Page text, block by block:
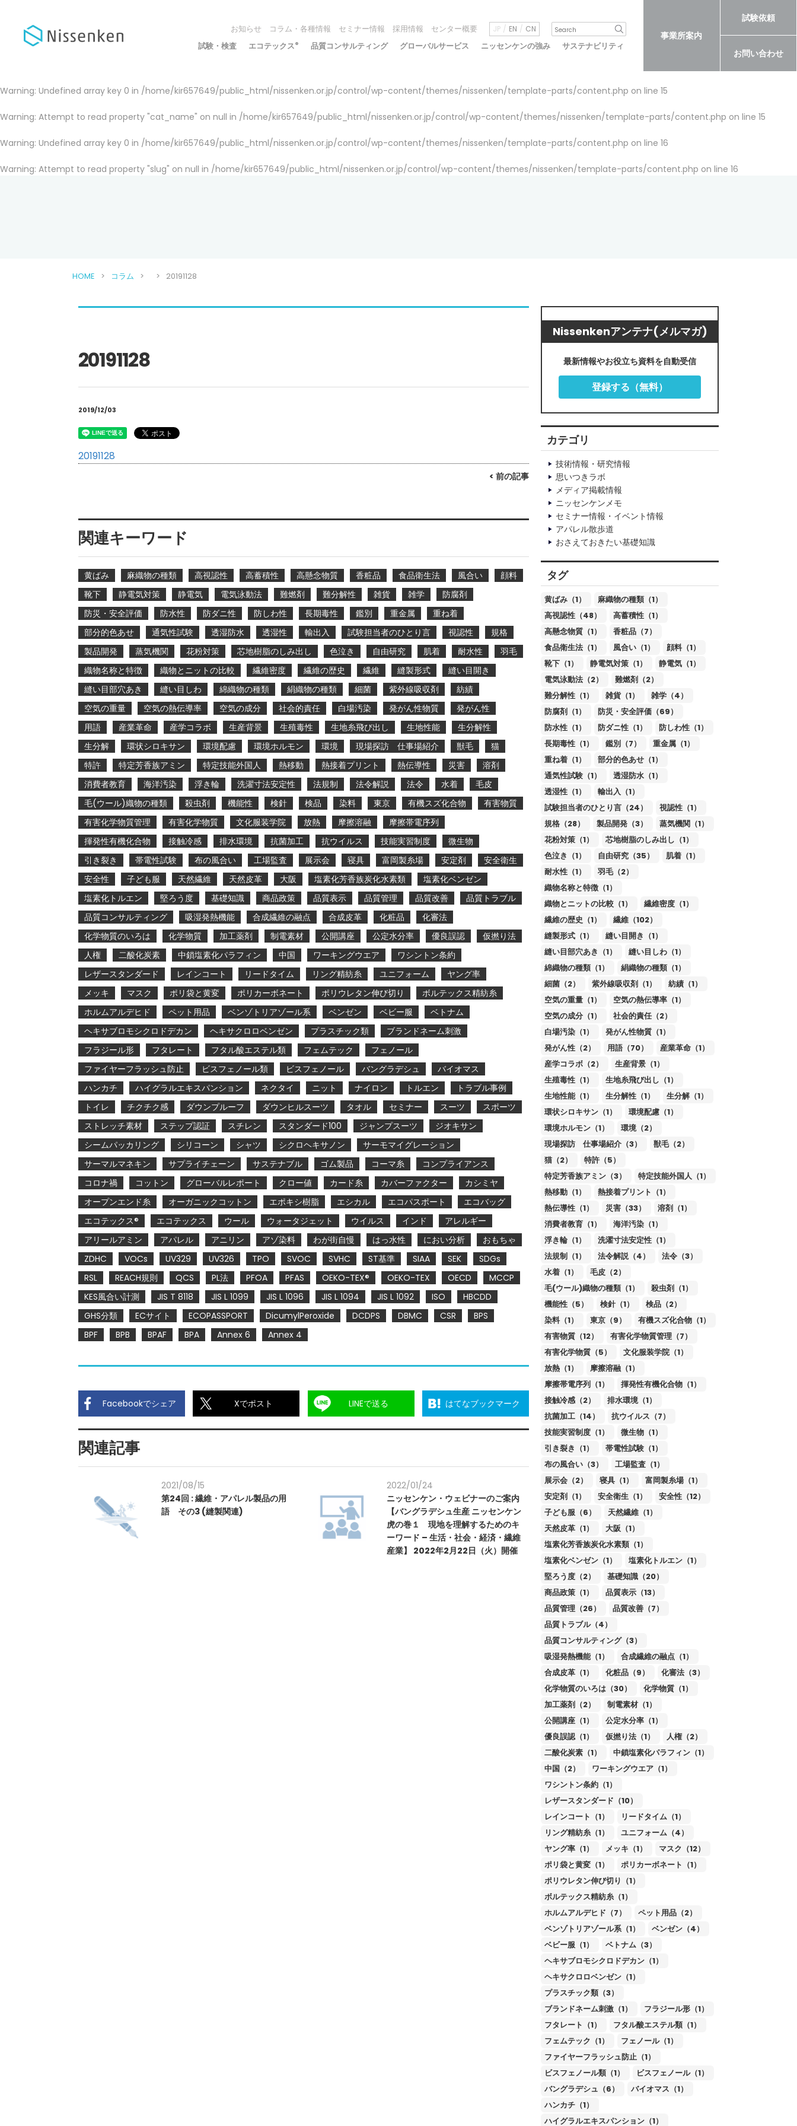
お知らせ コラム・各種情報 セミナー情報 採用情報 センター概要 JP EN CN
試験・検査 エコテックス® 品質コンサルティング グローバルサービス ニッセンケンの強み サステナビリティ
事業所案内
試験依頼
お問い合わせ
Warning: Undefined array key 0 in /home/kir657649/public_html/nissenken.or.jp/control/wp-content/themes/nissenken/template-parts/content.php on line 15
Warning: Attempt to read property "cat_name" on null in /home/kir657649/public_html/nissenken.or.jp/control/wp-content/themes/nissenken/template-parts/content.php on line 15
Warning: Undefined array key 0 in /home/kir657649/public_html/nissenken.or.jp/control/wp-content/themes/nissenken/template-parts/content.php on line 16
Warning: Attempt to read property "slug" on null in /home/kir657649/public_html/nissenken.or.jp/control/wp-content/themes/nissenken/template-parts/content.php on line 16
HOME コラム 20191128
20191128
2019/12/03
20191128
< 前の記事
関連キーワード
黄ばみ 麻織物の種類 高視認性 高蓄積性 高懸念物質 香粧品 食品衛生法 風合い
顔料
靴下
静電気対策 静電気 電気泳動法 難燃剤 難分解性 雑貨 雑学
防腐剤
防災・安全評価
防水性 防ダニ性 防しわ性 長期毒性 鑑別 重金属
重ね着
部分的色あせ
通気性試験 透湿防水 透湿性 輸出入 試験担当者のひとり言 視認性
規格
製品開発
蒸気機関 花粉対策 芯地樹脂のしみ出し 色泣き 自由研究 肌着 耐水性
羽毛
織物名称と特徴
織物とニットの比較 繊維密度 繊維の歴史 繊維 縫製形式
縫い目開き
縫い目部穴あき
縫い目しわ 綿織物の種類 絹織物の種類 細菌 紫外線吸収剤
紡績
空気の重量
空気の熱伝導率 空気の成分 社会的責任 白場汚染 発がん性物質
発がん性
用語
産業革命 産学コラボ 生産背景 生殖毒性 生地糸飛び出し 生地性能
生分解性
生分解
環状シロキサン 環境配慮 環境ホルモン 環境 現場探訪 仕事場紹介 獣毛
猫
特許
特定芳香族アミン 特定技能外国人 熱移動 熱接着プリント 熱伝導性 災害
溶剤
消費者教育
海洋汚染 浮き輪 洗濯寸法安定性 法規制 法令解説 法令 水着
毛皮
毛(ウール)織物の種類
殺虫剤 機能性 検針 検品 染料 東京 有機スズ化合物
有害物質
有害化学物質管理
有害化学物質 文化服装学院 放熱 摩擦溶融
摩擦帯電序列
揮発性有機化合物
接触冷感 排水環境 抗菌加工 抗ウイルス 技能実習制度
微生物
引き裂き
帯電性試験 布の風合い 工場監査 展示会 寝具 富岡製糸場 安定剤
安全衛生
安全性
子ども服 天然繊維 天然皮革 大阪 塩素化芳香族炭化水素類
塩素化ベンゼン
塩素化トルエン
堅ろう度 基礎知識 商品政策 品質表示 品質管理 品質改善
品質トラブル
品質コンサルティング
吸湿発熱機能 合成繊維の融点 合成皮革 化粧品
化審法
化学物質のいろは
化学物質 加工薬剤 制電素材 公開講座 公定水分率 優良誤認
仮撚り法
人権
二酸化炭素 中鎖塩素化パラフィン 中国 ワーキングウエア
ワシントン条約
レザースタンダード
レインコート リードタイム リング精紡糸 ユニフォーム
ヤング率
メッキ
マスク ポリ袋と黄変 ポリカーボネート ポリウレタン伸び切り
ボルテックス精紡糸
ホルムアルデヒド
ペット用品 ベンゾトリアゾール系 ベンゼン ベビー服
ベトナム
ヘキサブロモシクロドデカン
ヘキサクロロベンゼン プラスチック類
ブランドネーム刺激
フラジール形
フタレート フタル酸エステル類 フェムテック
フェノール
ファイヤーフラッシュ防止
ビスフェノール類 ビスフェノール バングラデシュ
バイオマス
ハンカチ
ハイグラルエキスパンション ネクタイ ニット ナイロン トルエン
トラブル事例
トイレ
チクチク感 ダウンプルーフ ダウンヒルスーツ タオル セミナー スーツ
スポーツ
ストレッチ素材
ステップ認証 スチレン スタンダード100 ジャンプスーツ
ジオキサン
シームパッカリング
シリコーン シャツ シクロヘキサノン
サーモマイグレーション
サーマルマネキン
サプライチェーン サステナブル ゴム製品 コーマ糸
コンプライアンス
コロナ禍
コットン グローバルレポート クロー値 カード糸 カバーファクター
カシミヤ
オープンエンド糸
オーガニックコットン エポキシ樹脂 エシカル エコパスポート
エコバッグ
エコテックス®
エコテックス ウール ウォータジェット ウイルス インド
アレルギー
アリールアミン
アパレル アニリン アゾ染料 わが街自慢 はっ水性 におい分析
おもちゃ
ZDHC
VOCs UV329 UV326 TPO SVOC SVHC ST基準 SIAA SEK
SDGs
RSL
REACH規則 QCS PL法 PFOA PFAS OEKO-TEX® OEKO-TEX OECD
MCCP
KES風合い計測
JIS T 8118 JIS L 1099 JIS L 1096 JIS L 1094 JIS L 1092 ISO
HBCDD
GHS分類
ECサイト ECOPASSPORT DicumylPeroxide DCDPS DBMC CSR
BPS
BPF
BPB BPAF BPA Annex 6 Annex 4
Facebookでシェア Xでポスト LINEで送る はてなブックマーク
関連記事
2021/08/15
第24回 : 繊維・アパレル製品の用
語 その3 (縫製関連)
2022/01/24
ニッセンケン・ウェビナーのご案内
【バングラデシュ生産 ニッセンケン
虎の巻１ 現地を理解するためのキ
ーワード – 生活・社会・経済・繊維
産業】 2022年2月22日（火）開催
Nissenkenアンテナ(メルマガ)
最新情報やお役立ち資料を自動受信
登録する（無料）
カテゴリ
技術情報・研究情報
思いつきラボ
メディア掲載情報
ニッセンケンメモ
セミナー情報・イベント情報
アパレル散歩道
おさえておきたい基礎知識
タグ
黄ばみ（1）
麻織物の種類（1）
高視認性（48）
高蓄積性（1）
高懸念物質（1）
香粧品（7）
食品衛生法（1）
風合い（1）
顔料（1）
靴下（1）
静電気対策（1）
静電気（1）
電気泳動法（2）
難燃剤（2）
難分解性（1）
雑貨（1）
雑学（4）
防腐剤（1）
防災・安全評価（69）
防水性（1）
防ダニ性（1）
防しわ性（1）
長期毒性（1）
鑑別（7）
重金属（1）
重ね着（1）
部分的色あせ（1）
通気性試験（1）
透湿防水（1）
透湿性（1）
輸出入（1）
試験担当者のひとり言（24）
視認性（1）
規格（28）
製品開発（3）
蒸気機関（1）
花粉対策（1）
芯地樹脂のしみ出し（1）
色泣き（1）
自由研究（35）
肌着（1）
耐水性（1）
羽毛（2）
織物名称と特徴（1）
織物とニットの比較（1）
繊維密度（1）
繊維の歴史（1）
繊維（102）
縫製形式（1）
縫い目開き（1）
縫い目部穴あき（1）
縫い目しわ（1）
綿織物の種類（1）
絹織物の種類（1）
細菌（2）
紫外線吸収剤（1）
紡績（1）
空気の重量（1）
空気の熱伝導率（1）
空気の成分（1）
社会的責任（2）
白場汚染（1）
発がん性物質（1）
発がん性（2）
用語（70）
産業革命（1）
産学コラボ（2）
生産背景（1）
生殖毒性（1）
生地糸飛び出し（1）
生地性能（1）
生分解性（1）
生分解（1）
環状シロキサン（1）
環境配慮（1）
環境ホルモン（1）
環境（2）
現場探訪 仕事場紹介（3）
獣毛（2）
猫（2）
特許（5）
特定芳香族アミン（3）
特定技能外国人（1）
熱移動（1）
熱接着プリント（1）
熱伝導性（1）
災害（33）
溶剤（1）
消費者教育（1）
海洋汚染（1）
浮き輪（1）
洗濯寸法安定性（1）
法規制（1）
法令解説（4）
法令（3）
水着（1）
毛皮（2）
毛(ウール)織物の種類（1）
殺虫剤（1）
機能性（5）
検針（1）
検品（2）
染料（1）
東京（9）
有機スズ化合物（1）
有害物質（12）
有害化学物質管理（7）
有害化学物質（5）
文化服装学院（1）
放熱（1）
摩擦溶融（1）
摩擦帯電序列（1）
揮発性有機化合物（1）
接触冷感（2）
排水環境（1）
抗菌加工（14）
抗ウイルス（7）
技能実習制度（1）
微生物（1）
引き裂き（1）
帯電性試験（1）
布の風合い（3）
工場監査（1）
展示会（2）
寝具（1）
富岡製糸場（1）
安定剤（1）
安全衛生（1）
安全性（12）
子ども服（6）
天然繊維（1）
天然皮革（1）
大阪（1）
塩素化芳香族炭化水素類（1）
塩素化ベンゼン（1）
塩素化トルエン（1）
堅ろう度（2）
基礎知識（20）
商品政策（1）
品質表示（13）
品質管理（26）
品質改善（7）
品質トラブル（4）
品質コンサルティング（3）
吸湿発熱機能（1）
合成繊維の融点（1）
合成皮革（1）
化粧品（9）
化審法（3）
化学物質のいろは（30）
化学物質（1）
加工薬剤（2）
制電素材（1）
公開講座（1）
公定水分率（1）
優良誤認（1）
仮撚り法（1）
人権（2）
二酸化炭素（1）
中鎖塩素化パラフィン（1）
中国（2）
ワーキングウエア（1）
ワシントン条約（1）
レザースタンダード（10）
レインコート（1）
リードタイム（1）
リング精紡糸（1）
ユニフォーム（4）
ヤング率（1）
メッキ（1）
マスク（12）
ポリ袋と黄変（1）
ポリカーボネート（1）
ポリウレタン伸び切り（1）
ボルテックス精紡糸（1）
ホルムアルデヒド（7）
ペット用品（2）
ベンゾトリアゾール系（1）
ベンゼン（4）
ベビー服（1）
ベトナム（3）
ヘキサブロモシクロドデカン（1）
ヘキサクロロベンゼン（1）
プラスチック類（3）
ブランドネーム刺激（1）
フラジール形（1）
フタレート（1）
フタル酸エステル類（1）
フェムテック（1）
フェノール（1）
ファイヤーフラッシュ防止（1）
ビスフェノール類（1）
ビスフェノール（1）
バングラデシュ（6）
バイオマス（1）
ハンカチ（1）
ハイグラルエキスパンション（1）